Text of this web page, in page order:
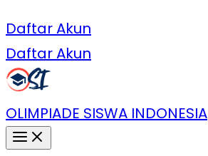
Daftar Akun
Daftar Akun
OLIMPIADE SISWA INDONESIA